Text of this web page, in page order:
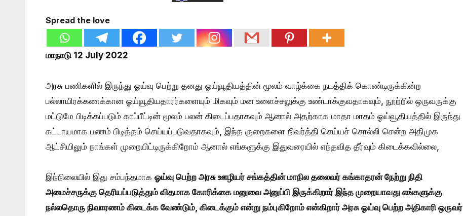
Spread the love
மாநாடு 12 July 2022
அரசு பணிகளில் இருந்து ஓய்வு பெற்று தனது ஓய்வூதியத்தின் மூலம் வாழ்க்கை நடத்திக் கொண்டிருக்கின்ற
பல்லாயிரக்கணக்கான ஓய்வூதியதாரர்களையும் மிகவும் மன உளைச்சலுக்கு உண்டாக்குவதாகவும், நூற்றில் ஒருவருக்கு
மட்டுமே பிடிக்கப்படும் காப்பீட்டின் மூலம் பலன் கிடைப்பதாகவும் ஆனால் அதற்காக மாதா மாதம் ஓய்வூதியத்தில் இருந்து
கட்டாயமாக பணம் பிடித்தம் செய்யப்படுவதாகவும், இந்த குறைகளை நிவர்த்தி செய்யச் சொல்லி சென்ற அதிமுக
ஆட்சியிலும் நாங்கள் முறையிட்டிருக்கிறோம் ஆனால் எங்களுக்கு இதுவரையில் எந்தவித தீர்வும் கிடைக்கவில்லை,
இந்நிலையில் இது சம்பந்தமாக ஓய்வு பெற்ற அரசு ஊழியர் சங்கத்தின் மாநில தலைவர் கங்காதரன் நேற்று நிதி
அமைச்சருக்கு தெரியப்படுத்தும் விதமாக கோரிக்கை மனுவை அனுப்பி இருக்கிறார் இந்த முறையாவது எங்களுக்கு
நல்லதொரு நிவாரணம் கிடைக்க வேண்டும், கிடைக்கும் என்று நம்புகிறோம் என்கிறார் அரசு ஓய்வு பெற்ற அதிகாரி ஒருவர்